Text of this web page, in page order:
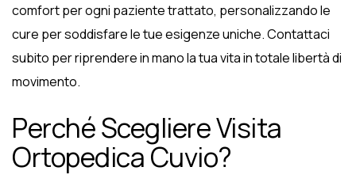
comfort per ogni paziente trattato, personalizzando le
cure per soddisfare le tue esigenze uniche. Contattaci
subito per riprendere in mano la tua vita in totale libertà di
movimento.
Perché Scegliere Visita
Ortopedica Cuvio?